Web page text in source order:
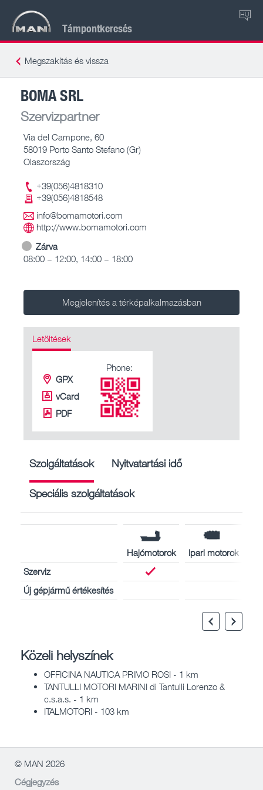
Támpontkeresés
HU
Megszakítás és vissza
BOMA SRL
Szervizpartner
Via del Campone, 60
58019 Porto Santo Stefano (Gr)
Olaszország
+39(056)4818310
+39(056)4818548
info@bomamotori.com
http://www.bomamotori.com
Zárva
08:00 – 12:00, 14:00 – 18:00
Megjelenítés a térképalkalmazásban
Letöltések
GPX
vCard
PDF
Phone:
Szolgáltatások Nyitvatartási idő
Speciális szolgáltatások
Hajómotorok
Ipari motorok
Szerviz
Új gépjármű értékesítés
Közeli helyszínek
OFFICINA NAUTICA PRIMO ROSI - 1 km
TANTULLI MOTORI MARINI di Tantulli Lorenzo &
c.s.a.s. - 1 km
ITALMOTORI - 103 km
© MAN 2026
Cégjegyzés